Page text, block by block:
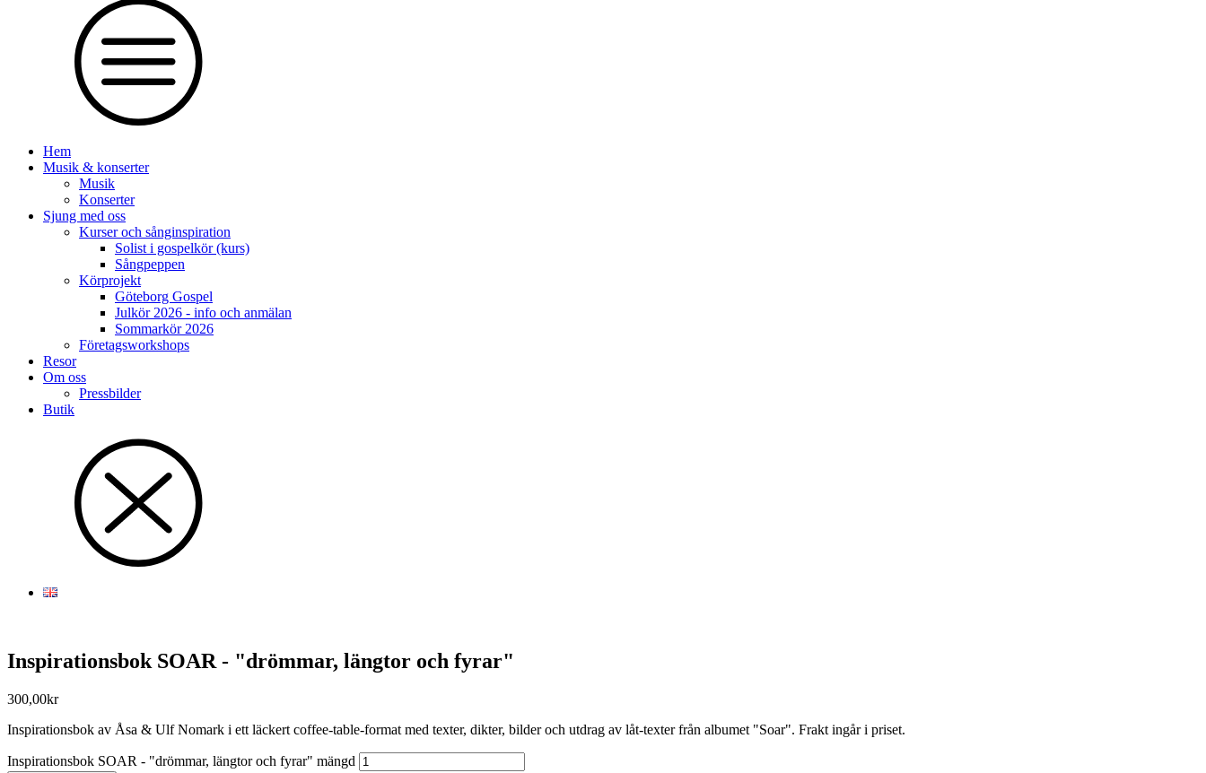
Hem
Musik & konserter
Musik
Konserter
Sjung med oss
Kurser och sånginspiration
Solist i gospelkör (kurs)
Sångpeppen
Körprojekt
Göteborg Gospel
Julkör 2026 - info och anmälan
Sommarkör 2026
Företagsworkshops
Resor
Om oss
Pressbilder
Butik
Inspirationsbok SOAR - "drömmar, längtor och fyrar"
300,00kr
Inspirationsbok av Åsa & Ulf Nomark i ett läckert coffee-table-format med texter, dikter, bilder och utdrag av låt-texter från albumet "Soar". Frakt ingår i priset.
Inspirationsbok SOAR - "drömmar, längtor och fyrar" mängd